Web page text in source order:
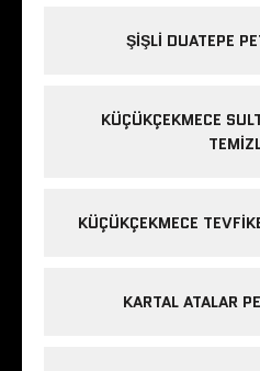
ŞIŞLI DUATEPE
KÜÇÜKÇEKMECE
KÜÇÜKÇEKMECE
KARTAL ATALAR